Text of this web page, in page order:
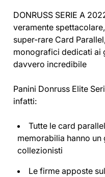
DONRUSS SERIE A
veramente
super-rare Card
monografici dedicati ai
davvero incredibile
Panini Donruss Elite
infatti:
Tutte le card
memorabilia hanno un
collezionisti
Le firme apposte